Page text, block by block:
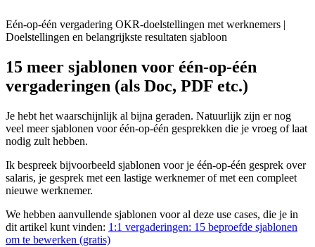
Eén-op-één vergadering OKR-doelstellingen met werknemers |
Doelstellingen en belangrijkste resultaten sjabloon
15 meer sjablonen voor één-op-één
vergaderingen (als Doc, PDF etc.)
Je hebt het waarschijnlijk al bijna geraden. Natuurlijk zijn er nog
veel meer sjablonen voor één-op-één gesprekken die je vroeg of laat
nodig zult hebben.
Ik bespreek bijvoorbeeld sjablonen voor je één-op-één gesprek over
salaris, je gesprek met een lastige werknemer of met een compleet
nieuwe werknemer.
We hebben aanvullende sjablonen voor al deze use cases, die je in
dit artikel kunt vinden: 1:1 vergaderingen: 15 beproefde sjablonen
om te bewerken (gratis)